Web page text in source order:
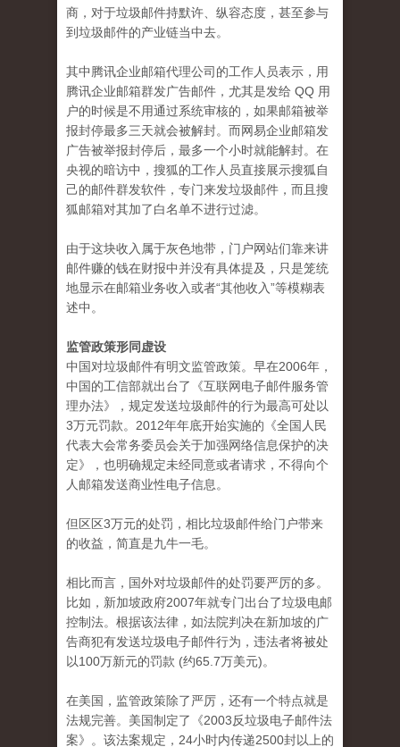
商，对于垃圾邮件持默许、纵容态度，甚至参与
到垃圾邮件的产业链当中去。
其中腾讯企业邮箱代理公司的工作人员表示，用
腾讯企业邮箱群发广告邮件，尤其是发给 QQ 用
户的时候是不用通过系统审核的，如果邮箱被举
报封停最多三天就会被解封。而网易企业邮箱发
广告被举报封停后，最多一个小时就能解封。在
央视的暗访中，搜狐的工作人员直接展示搜狐自
己的邮件群发软件，专门来发垃圾邮件，而且搜
狐邮箱对其加了白名单不进行过滤。
由于这块收入属于灰色地带，门户网站们靠来讲
邮件赚的钱在财报中并没有具体提及，只是笼统
地显示在邮箱业务收入或者“其他收入”等模糊表
述中。
监管政策形同虚设
中国对垃圾邮件有明文监管政策。早在2006年，
中国的工信部就出台了《互联网电子邮件服务管
理办法》，规定发送垃圾邮件的行为最高可处以
3万元罚款。2012年年底开始实施的《全国人民
代表大会常务委员会关于加强网络信息保护的决
定》，也明确规定未经同意或者请求，不得向个
人邮箱发送商业性电子信息。
但区区3万元的处罚，相比垃圾邮件给门户带来
的收益，简直是九牛一毛。
相比而言，国外对垃圾邮件的处罚要严厉的多。
比如，新加坡政府2007年就专门出台了垃圾电邮
控制法。根据该法律，如法院判决在新加坡的广
告商犯有发送垃圾电子邮件行为，违法者将被处
以100万新元的罚款 (约65.7万美元)。
在美国，监管政策除了严厉，还有一个特点就是
法规完善。美国制定了《2003反垃圾电子邮件法
案》。该法案规定，24小时内传递2500封以上的